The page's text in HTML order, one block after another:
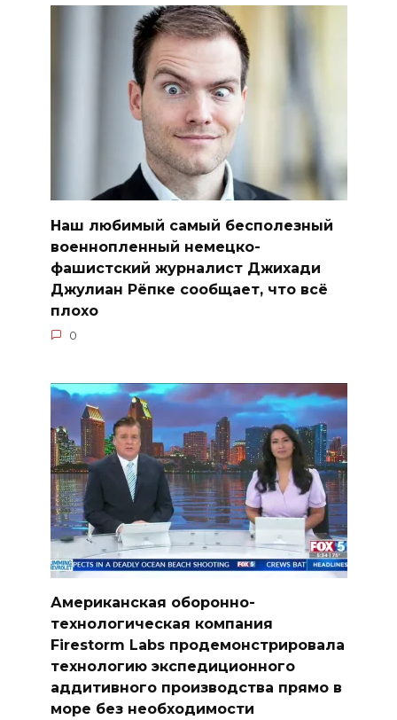
Наш любимый самый бесполезный
военнопленный немецко-
фашистский журналист Джихади
Джулиан Рёпке сообщает, что всё
плохо
0
Американская оборонно-
технологическая компания
Firestorm Labs продемонстрировала
технологию экспедиционного
аддитивного производства прямо в
море без необходимости